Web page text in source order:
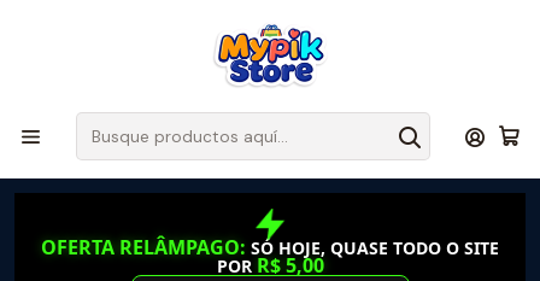
OFERTA RELÂMPAGO: SÓ HOJE, QUASE TODO O SITE
POR R$ 5,00